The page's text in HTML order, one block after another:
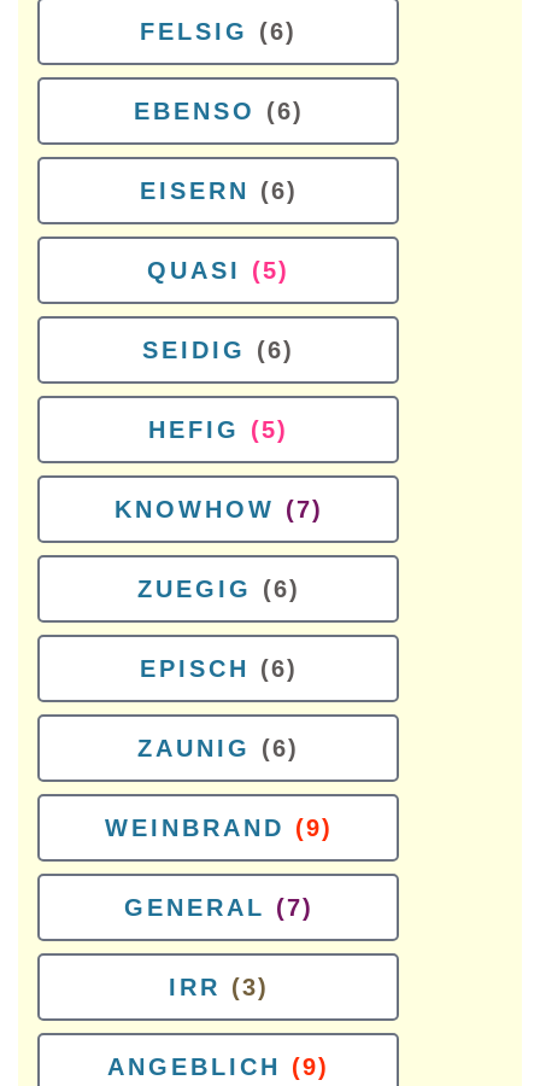
FELSIG (6)
EBENSO (6)
EISERN (6)
QUASI (5)
SEIDIG (6)
HEFIG (5)
KNOWHOW (7)
ZUEGIG (6)
EPISCH (6)
ZAUNIG (6)
WEINBRAND (9)
GENERAL (7)
IRR (3)
ANGEBLICH (9)